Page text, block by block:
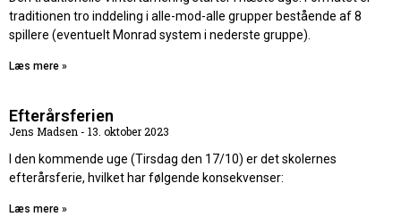
traditionen tro inddeling i alle-mod-alle grupper bestående af 8
spillere (eventuelt Monrad system i nederste gruppe).
Læs mere »
Efterårsferien
Jens Madsen
13. oktober 2023
I den kommende uge (Tirsdag den 17/10) er det skolernes
efterårsferie, hvilket har følgende konsekvenser:
Læs mere »